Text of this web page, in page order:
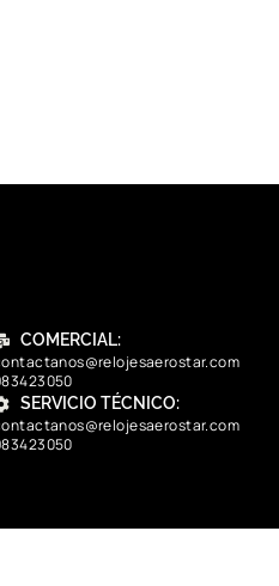
COMERCIAL:
SERVICIO TÉCNICO: